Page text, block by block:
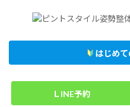
はじめ
ＬINE予約